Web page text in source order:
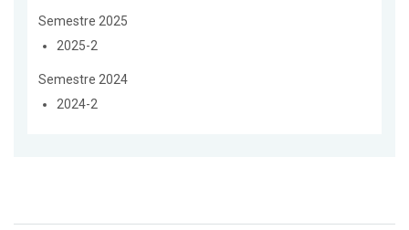
Semestre 2025
2025-2
Semestre 2024
2024-2